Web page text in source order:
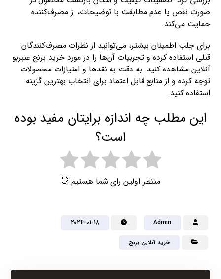
صورت نقص یا عدم مطابقت با توضیحات، از مصرف‌کننده
حمایت می‌کند.
برای جلب اطمینان بیشتر، می‌توانید از نظرات مصرف‌کنندگان
قبلی استفاده کرده و تجربیات آن‌ها را در مورد خرید برنج عنبربو
آنلاین مشاهده کنید. به دقت به نقدها و امتیازات محصولات
توجه کرده و از منابع قابل اعتماد برای انتخاب بهترین گزینه
استفاده کنید.
این مطلب چه اندازه برایتان مفید بوده
است؟
منتظر اولین رای شما هستیم 👋
Admin
2024-01-18
خرید آنلاین برنج